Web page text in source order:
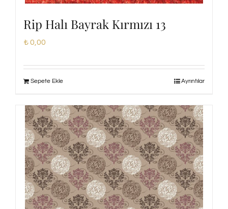
Rip Halı Bayrak Kırmızı 13
₺0,00
Sepete Ekle Ayrıntılar